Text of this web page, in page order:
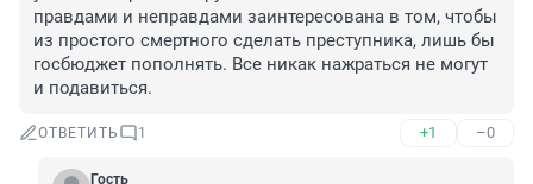
правдами и неправдами заинтересована в том, чтобы
из простого смертного сделать преступника, лишь бы
госбюджет пополнять. Все никак нажраться не могут
и подавиться.
ОТВЕТИТЬ 1 +1 –0
Гость